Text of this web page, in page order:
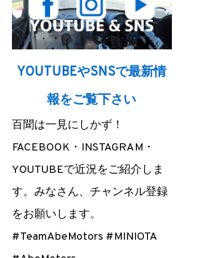
YOUTUBEやSNSで最新情
報をご覧下さい
百聞は一見にしかず！
FACEBOOK・INSTAGRAM・
YOUTUBEで近況をご紹介しま
す。みなさん、チャンネル登録
をお願いします。
#TeamAbeMotors #MINIOTA